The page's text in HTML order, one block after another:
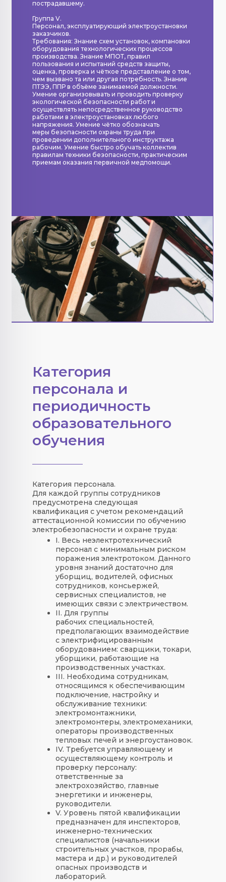
пострадавшему.
Группа V.
Персонал, эксплуатирующий электроустановки
заказчиков.
Требования: Знание схем установок, компановки
оборудования технологических процессов
производства. Знание МПОТ, правил
пользования и испытаний средств защиты,
оценка, проверка и чёткое представление о том,
чем вызвано та или другая потребность. Знание
ПТЭЭ, ППР в объёме занимаемой должности.
Умение организовывать и проводить проверку
экологической безопасности работ и
осуществлять непосредственное руководство
работами в электроустановках любого
напряжения. Умение чётко обозначать
меры безопасности охраны труда при
проведении дополнительного инструктажа
рабочим. Умение быстро обучать коллектив
правилам техники безопасности, практическим
приемам оказания первичной медпомощи.
Категория
персонала и
периодичность
образовательного
обучения
Категория персонала.
Для каждой группы сотрудников
предусмотрена следующая
квалификация с учетом рекомендаций
аттестационной комиссии по обучению
электробезопасности и охране труда:
I. Весь неэлектротехнический
персонал с минимальным риском
поражения электротоком. Данного
уровня знаний достаточно для
уборщиц, водителей, офисных
сотрудников, консьержей,
сервисных специалистов, не
имеющих связи с электричеством.
II. Для группы
рабочих специальностей,
предполагающих взаимодействие
с электрифицированным
оборудованием: сварщики, токари,
уборщики, работающие на
производственных участках.
III. Необходима сотрудникам,
относящимся к обеспечивающим
подключение, настройку и
обслуживание техники:
электромонтажники,
электромонтеры, электромеханики,
операторы производственных
тепловых печей и энергоустановок.
IV. Требуется управляющему и
осуществляющему контроль и
проверку персоналу:
ответственные за
электрохозяйство, главные
энергетики и инженеры,
руководители.
V. Уровень пятой квалификации
предназначен для инспекторов,
инженерно-технических
специалистов (начальники
строительных участков, прорабы,
мастера и др.) и руководителей
опасных производств и
лабораторий.